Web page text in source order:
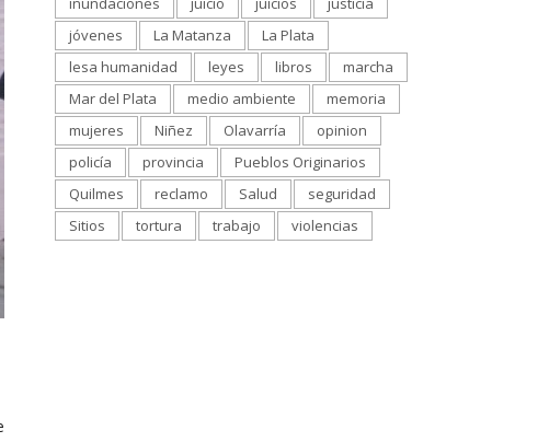
jóvenes
La Matanza
La Plata
lesa humanidad
leyes libros
marcha
Mar del Plata
medio ambiente
memoria
mujeres
Niñez Olavarría
opinion
policía
provincia
Pueblos Originarios
Quilmes
reclamo Salud
seguridad
Sitios
tortura trabajo violencias